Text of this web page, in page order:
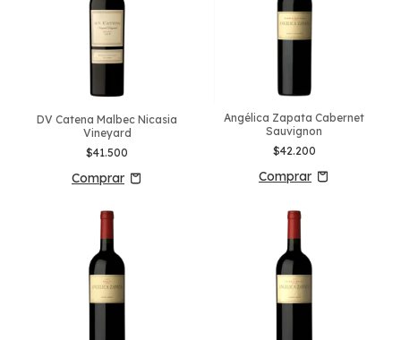
DV Catena Malbec Nicasia
Vineyard
$41.500
Angélica Zapata Cabernet
Sauvignon
$42.200